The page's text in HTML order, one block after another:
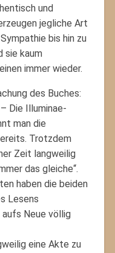
und
jegliche Art
bis hin zu
sie kaum
immer wieder.
des Buches:
Die Illuminae-
man die
Trotzdem
Zeit langweilig
das gleiche“.
haben die beiden
Lesens
Neue völlig
eine Akte zu